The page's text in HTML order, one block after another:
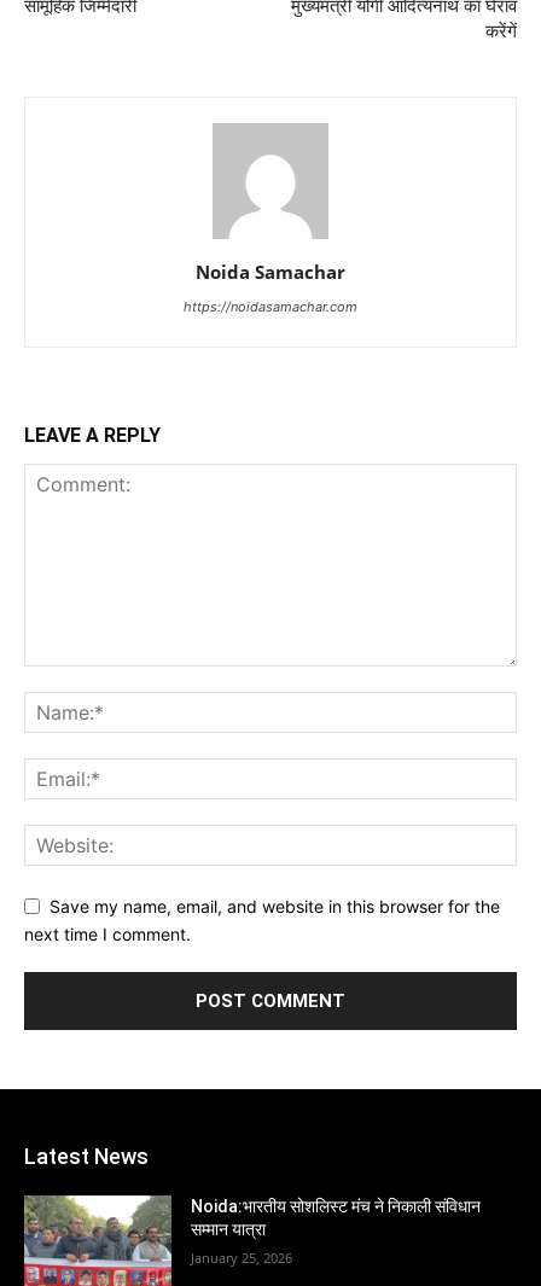
सामूहिक जिम्मेदारी
मुख्यमंत्री योगी आदित्यनाथ का घेराव
करेंगें
Noida Samachar
https://noidasamachar.com
LEAVE A REPLY
Save my name, email, and website in this browser for the
next time I comment.
Latest News
Noida:भारतीय सोशलिस्ट मंच ने निकाली संविधान
सम्मान यात्रा
January 25, 2026